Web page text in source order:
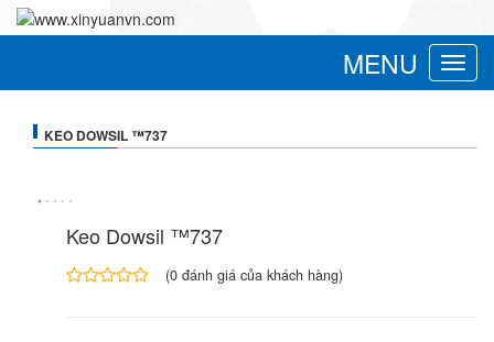
Toggle
MENU
KEO DOWSIL ™737
Keo Dowsil ™737
(0 đánh giá của khách hàng)